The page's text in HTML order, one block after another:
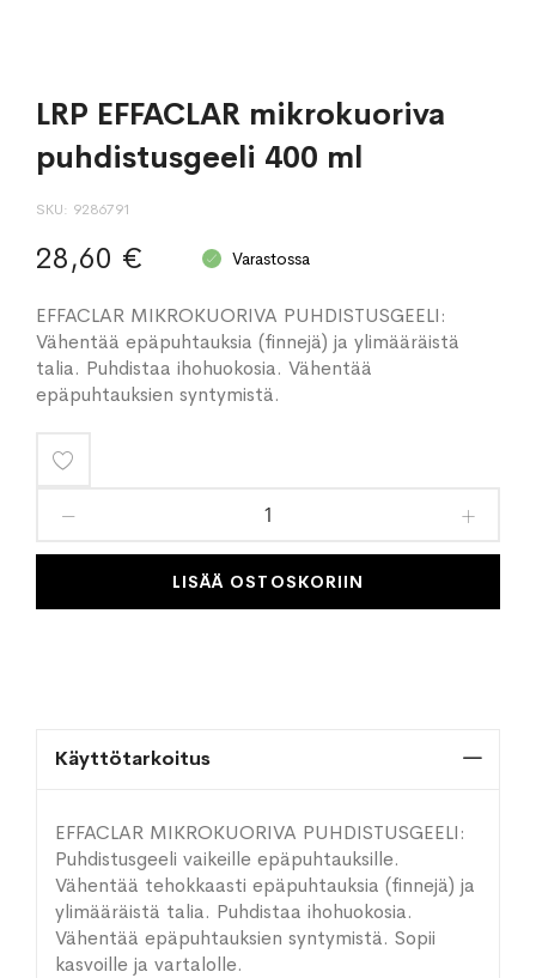
LRP EFFACLAR mikrokuoriva
puhdistusgeeli 400 ml
SKU 9286791
28,60 € Varastossa
EFFACLAR MIKROKUORIVA PUHDISTUSGEELI:
Vähentää epäpuhtauksia (finnejä) ja ylimääräistä
talia. Puhdistaa ihohuokosia. Vähentää
epäpuhtauksien syntymistä.
toivelistaan
LISÄÄ OSTOSKORIIN
Käyttötarkoitus
EFFACLAR MIKROKUORIVA PUHDISTUSGEELI:
Puhdistusgeeli vaikeille epäpuhtauksille.
Vähentää tehokkaasti epäpuhtauksia (finnejä) ja
ylimääräistä talia. Puhdistaa ihohuokosia.
Vähentää epäpuhtauksien syntymistä. Sopii
kasvoille ja vartalolle.